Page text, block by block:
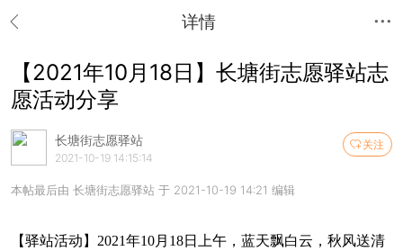
详情
【2021年10月18日】长塘街志愿驿站志
愿活动分享
关注
长塘街志愿驿站
2021-10-19 14:15:14
本帖最后由 长塘街志愿驿站 于 2021-10-19 14:21 编辑
【驿站活动】2021年10月18日上午，蓝天飘白云，秋风送清